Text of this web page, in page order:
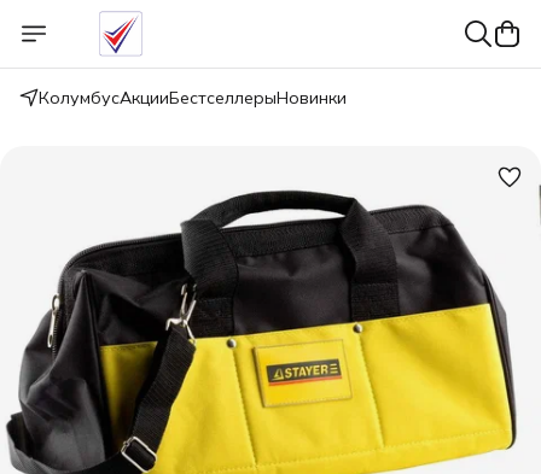
КолумбусАкцииБестселлерыНовинки